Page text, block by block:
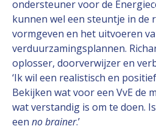
ondersteuner voor de
kunnen wel een steuntje in de
vormgeven en het uitvoeren
verduurzamingsplannen.
oplosser, doorverwijzer en
‘Ik wil een realistisch en
Bekijken wat voor een VvE de
wat verstandig is om te doen.
een no brainer.’